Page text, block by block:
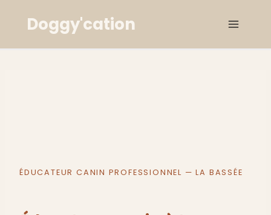
Doggy'cation
ÉDUCATEUR CANIN PROFESSIONNEL — LA BASSÉE